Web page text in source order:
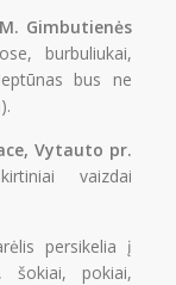
Gimbutienės
burbuliukai,
bus ne
Vytauto pr.
vaizdai
persikelia į
šokiai, pokiai,